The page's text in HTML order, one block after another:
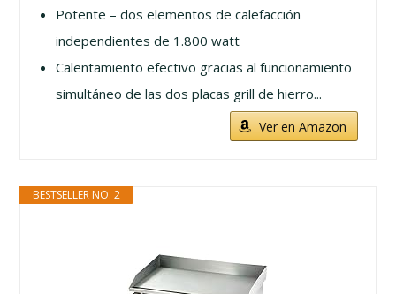
Potente – dos elementos de calefacción
independientes de 1.800 watt
Calentamiento efectivo gracias al funcionamiento
simultáneo de las dos placas grill de hierro...
Ver en Amazon
BESTSELLER NO. 2